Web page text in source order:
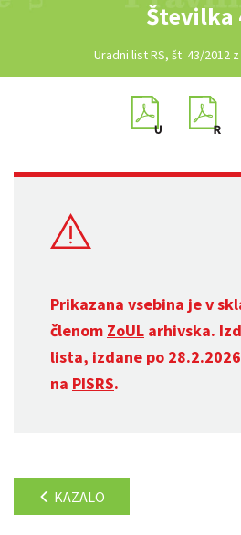
Številka
Uradni list RS, št. 43/2012
Prikazana vsebina je v
členom ZoUL arhivska.
lista, izdane po
na PISRS.
KAZALO